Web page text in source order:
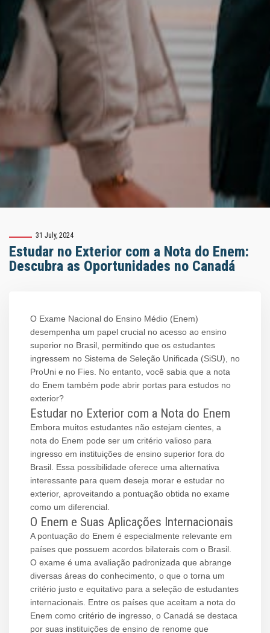
31 July, 2024
Estudar no Exterior com a Nota do Enem:
Descubra as Oportunidades no Canadá
O Exame Nacional do Ensino Médio (Enem)
desempenha um papel crucial no acesso ao ensino
superior no Brasil, permitindo que os estudantes
ingressem no Sistema de Seleção Unificada (SiSU), no
ProUni e no Fies. No entanto, você sabia que a nota
do Enem também pode abrir portas para estudos no
exterior?
Estudar no Exterior com a Nota do Enem
Embora muitos estudantes não estejam cientes, a
nota do Enem pode ser um critério valioso para
ingresso em instituições de ensino superior fora do
Brasil. Essa possibilidade oferece uma alternativa
interessante para quem deseja morar e estudar no
exterior, aproveitando a pontuação obtida no exame
como um diferencial.
O Enem e Suas Aplicações Internacionais
A pontuação do Enem é especialmente relevante em
países que possuem acordos bilaterais com o Brasil.
O exame é uma avaliação padronizada que abrange
diversas áreas do conhecimento, o que o torna um
critério justo e equitativo para a seleção de estudantes
internacionais. Entre os países que aceitam a nota do
Enem como critério de ingresso, o Canadá se destaca
por suas instituições de ensino de renome que